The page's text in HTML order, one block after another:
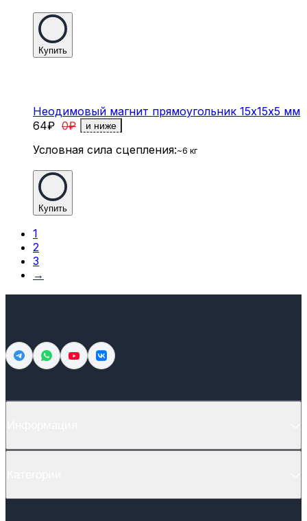
Купить
Неодимовый магнит прямоугольник 15х15х5 мм
64₽ 0₽ и ниже
Условная сила сцепления:~6 кг
Купить
1
2
3
→